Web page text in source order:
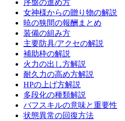
序盤の進め方
女神様からの贈り物の解説
暁の狭間の報酬まとめ
装備の組み方
主要防具/アクセの解説
補助枠の解説
火力の出し方解説
耐久力の高め方解説
HPの上げ方解説
多段化の種類解説
バフスキルの意味と重要性
状態異常の回復方法